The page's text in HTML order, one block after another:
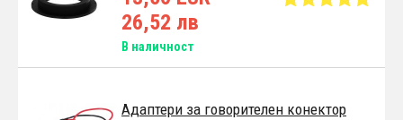
26,52 лв
В наличност
Адаптери за говорителен конектор